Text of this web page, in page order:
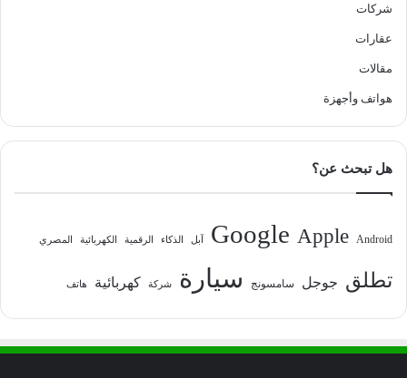
شركات
عقارات
مقالات
هواتف وأجهزة
هل تبحث عن؟
Android
Apple
Google آبل الذكاء الرقمية الكهربائية المصري
تطلق جوجل سامسونج سيارة شركة كهربائية هاتف